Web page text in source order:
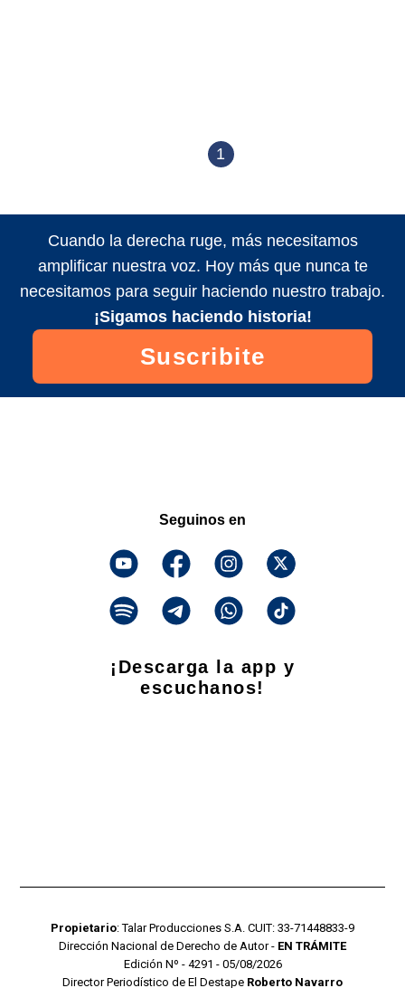
1
Cuando la derecha ruge, más necesitamos
amplificar nuestra voz. Hoy más que nunca te
necesitamos para seguir haciendo nuestro trabajo.
¡Sigamos haciendo historia!
Suscribite
Seguinos en
¡Descarga la app y
escuchanos!
Propietario: Talar Producciones S.A. CUIT: 33-71448833-9
Dirección Nacional de Derecho de Autor - EN TRÁMITE
Edición Nº - 4291 - 05/08/2026
Director Periodístico de El Destape Roberto Navarro